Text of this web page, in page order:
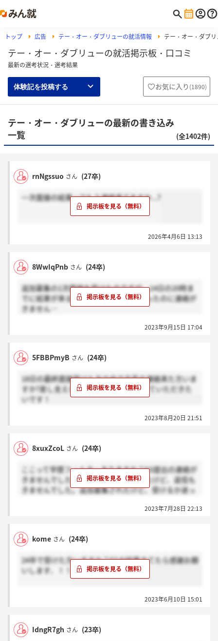
トップ 広告 テー・オー・ダブリューの就活情報 テー・オー・ダブ
テー・オー・ダブリューの就活掲示板・口コミ
最新の選考状況・選考結果
体験記を投稿する お気に入り (1890)
テー・オー・ダブリューの最新の書き込み
一覧
(全1402件)
rnNgssuo さん (27卒)
一次面接の結果ってもう連絡来てますか...?
2026年4月6日 13:13
8WwIqPnb さん (24卒)
追加募集の1次面接を受けたのですが、14日の20時ま
でに結果が来るとマイナビに書いてあったのに連絡が
きません…
うちに来るわけないと思っているのですが、掲示板見
す…
2023年9月15日 17:04
5FBBPmyB さん (24卒)
18日の最終面接受けた方の中で合否の連絡来た方いま
すか?差し支えなければ内定か否か教えていただきた
いです！
2023年8月20日 21:51
8xuxZcoL さん (24卒)
ここって学歴フィルターありますか？ES提出の連絡が
きませんでした。メールで問い合わせたけど、返信も
きませんでした。追加募集されたけど、受けるか迷っ
2023年7月28日 22:13
kome さん (24卒)
24卒で受けた方いますか？ESの結果きてたら感謝お願
いします、！！
2023年6月10日 15:01
IdngR7gh さん (23卒)